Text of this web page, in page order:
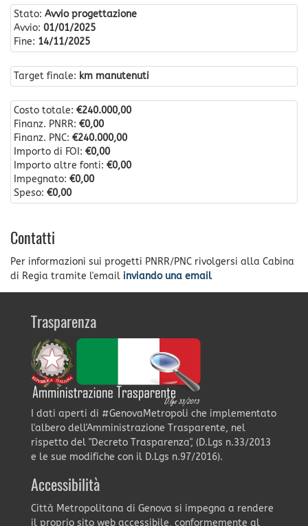
Stato: Avvio progettazione
Avvio: 01/01/2025
Fine: 14/11/2025
Target finale: km manutenuti
Costo totale: €240.000,00
Finanz. PNRR: €0,00
Finanz. PNC: €240.000,00
Importo di FOI: €0,00
Importo altre fonti: €0,00
Impegnato: €0,00
Speso: €0,00
Contatti
Per informazioni sui progetti PNRR/PNC rivolgersi alla Cabina
di Regia tramite l'email inviando una email
Trasparenza
I dati aperti di #GenovaMetropoli che implementato
l'albero dell'Amministrazione Trasparente, nel
rispetto del "Decreto Trasparenza", (D.Lgs n.33/2013
e le sue modifiche con il D.Lgs n.97/2016).
Accessibilità
Città Metropolitana di Genova si impegna a rendere
il proprio sito web accessibile, conformemente al